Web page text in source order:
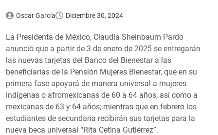
Oscar García Diciembre 30, 2024
La Presidenta de México, Claudia Sheinbaum Pardo
anunció que a partir de 3 de enero de 2025 se entregarán
las nuevas tarjetas del Banco del Bienestar a las
beneficiarias de la Pensión Mujeres Bienestar, que en su
primera fase apoyará de manera universal a mujeres
indígenas o afromexicanas de 60 a 64 años, así como a
mexicanas de 63 y 64 años; mientras que en febrero los
estudiantes de secundaria recibirán sus tarjetas para la
nueva beca universal “Rita Cetina Gutiérrez”.